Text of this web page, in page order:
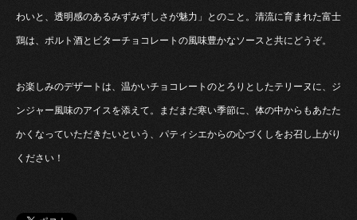
わいと、透明感のあるみずみずしさが魅力」とのこと。清流に育まれた富士
鶏は、ポルト酒とビターチョコレートの風味豊かなソースと共にどうぞ。
お楽しみのデザートは、温かいチョコレートのとろりとしたテリーヌに、ジ
ンジャー風味のアイスを添えて。まだまだ寒い季節に、体の中からもあたた
かくなっていただきたいという、パティシエからの心づくしをお召し上がり
ください！